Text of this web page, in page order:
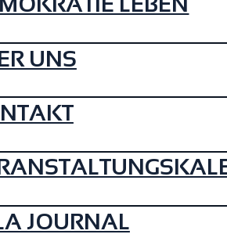
UNS
JOURNAL